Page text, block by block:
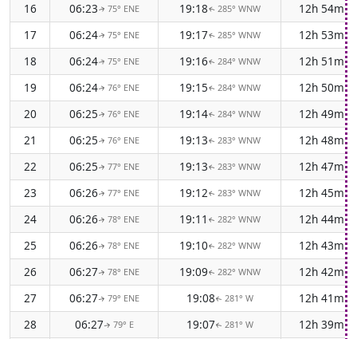
16
06:23↑ 75° ENE 19:18↑ 285° WNW
12h 54m
17
06:24↑ 75° ENE 19:17↑ 285° WNW
12h 53m
18
06:24↑ 75° ENE 19:16↑ 284° WNW
12h 51m
19
06:24↑ 76° ENE 19:15↑ 284° WNW
12h 50m
20
06:25↑ 76° ENE 19:14↑ 284° WNW
12h 49m
21
06:25↑ 76° ENE 19:13↑ 283° WNW
12h 48m
22
06:25↑ 77° ENE 19:13↑ 283° WNW
12h 47m
23
06:26↑ 77° ENE 19:12↑ 283° WNW
12h 45m
24
06:26↑ 78° ENE 19:11 ↑ 282° WNW
12h 44m
25
06:26↑ 78° ENE 19:10↑ 282° WNW
12h 43m
26
06:27↑ 78° ENE 19:09↑ 282° WNW
12h 42m
27
06:27↑ 79° ENE 19:08↑ 281° W
12h 41m
28
06:27↑ 79° E 19:07↑ 281° W 12h 39m